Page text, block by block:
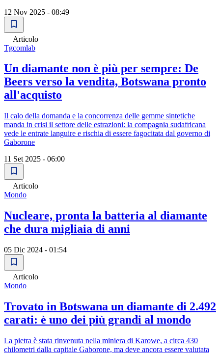
12 Nov 2025 - 08:49
Articolo
Tgcomlab
Un diamante non è più per sempre: De
Beers verso la vendita, Botswana pronto
all'acquisto
Il calo della domanda e la concorrenza delle gemme sintetiche
manda in crisi il settore delle estrazioni: la compagnia sudafricana
vede le entrate languire e rischia di essere fagocitata dal governo di
Gaborone
11 Set 2025 - 06:00
Articolo
Mondo
Nucleare, pronta la batteria al diamante
che dura migliaia di anni
05 Dic 2024 - 01:54
Articolo
Mondo
Trovato in Botswana un diamante di 2.492
carati: è uno dei più grandi al mondo
La pietra è stata rinvenuta nella miniera di Karowe, a circa 430
chilometri dalla capitale Gaborone, ma deve ancora essere valutata